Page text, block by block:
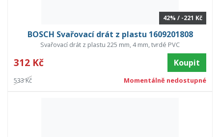
42% / -221 Kč
BOSCH Svařovací drát z plastu 1609201808
Svařovací drát z plastu 225 mm, 4 mm, tvrdé PVC
312 Kč Koupit
533 Kč Momentálně nedostupné